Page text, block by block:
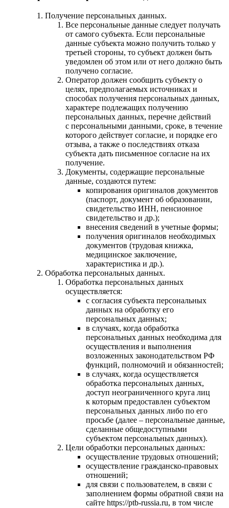
Получение персональных данных.
Все персональные данные следует получать
от самого субъекта. Если персональные
данные субъекта можно получить только у
третьей стороны, то субъект должен быть
уведомлен об этом или от него должно быть
получено согласие.
Оператор должен сообщить субъекту о
целях, предполагаемых источниках и
способах получения персональных данных,
характере подлежащих получению
персональных данных, перечне действий
с персональными данными, сроке, в течение
которого действует согласие, и порядке его
отзыва, а также о последствиях отказа
субъекта дать письменное согласие на их
получение.
Документы, содержащие персональные
данные, создаются путем:
копирования оригиналов документов
(паспорт, документ об образовании,
свидетельство ИНН, пенсионное
свидетельство и др.);
внесения сведений в учетные формы;
получения оригиналов необходимых
документов (трудовая книжка,
медицинское заключение,
характеристика и др.).
Обработка персональных данных.
Обработка персональных данных
осуществляется:
с согласия субъекта персональных
данных на обработку его
персональных данных;
в случаях, когда обработка
персональных данных необходима для
осуществления и выполнения
возложенных законодательством РФ
функций, полномочий и обязанностей;
в случаях, когда осуществляется
обработка персональных данных,
доступ неограниченного круга лиц
к которым предоставлен субъектом
персональных данных либо по его
просьбе (далее – персональные данные,
сделанные общедоступными
субъектом персональных данных).
Цели обработки персональных данных:
осуществление трудовых отношений;
осуществление гражданско-правовых
отношений;
для связи с пользователем, в связи с
заполнением формы обратной связи на
сайте https://ptb-russia.ru, в том числе